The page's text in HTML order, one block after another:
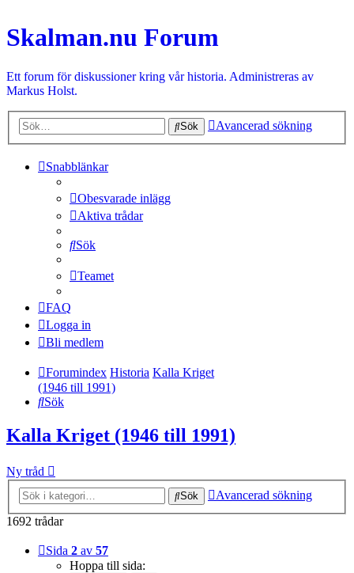
Skalman.nu Forum
Ett forum för diskussioner kring vår historia. Administreras av
Markus Holst.
Sök Avancerad sökning
Snabblänkar
Obesvarade inlägg
Aktiva trådar
Sök
Teamet
FAQ
Logga in
Bli medlem
Forumindex Historia Kalla Kriget
(1946 till 1991)
Sök
Kalla Kriget (1946 till 1991)
Ny tråd
Sök
Avancerad sökning
1692 trådar
Sida 2 av 57
Hoppa till sida: